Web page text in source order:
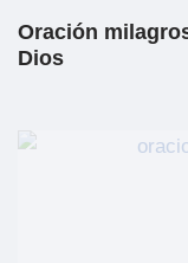
Oración
Dios